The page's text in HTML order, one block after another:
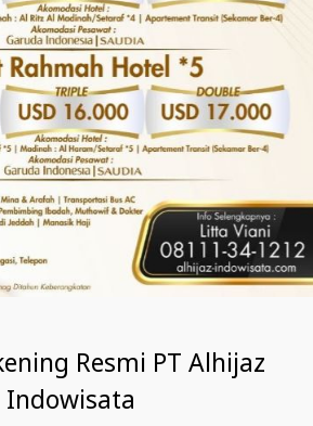
Resmi PT Alhijaz
Indowisata